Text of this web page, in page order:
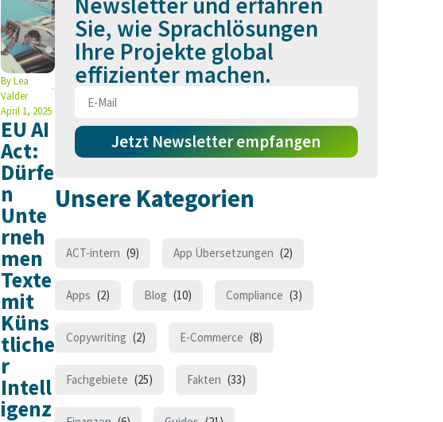
ByLea
Valder
April 1, 2025
EU AI
Act:
Dürfe
n
Unte
rneh
men
Texte
mit
Küns
tliche
r
Intell
igenz
Sie, wie Sprachlösungen
Ihre Projekte global
effizienter machen.
Jetzt Newsletter empfangen
Unsere Kategorien
ACT-intern (9) App Übersetzungen (2)
Apps (2) Blog (10) Compliance (3)
Copywriting (2) E-Commerce (8)
Fachgebiete (25) Fakten (33)